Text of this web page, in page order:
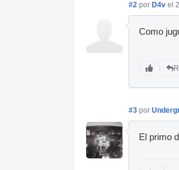
#2 por D4v el
Como
#3 por
El primo